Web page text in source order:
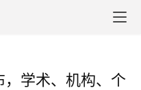
学术、机构、个